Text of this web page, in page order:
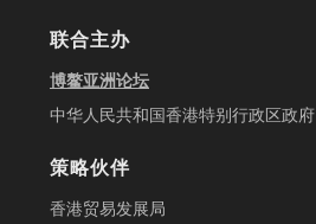
联合主办
博鳌亚洲论坛
中华人民共和国香港特别行政区政府
策略伙伴
香港贸易发展局